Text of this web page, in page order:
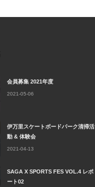
会員募集 2021年度
2021-05-06
伊万里スケートボードパーク清掃活
動 & 体験会
2021-04-13
SAGA X SPORTS FES VOL.4 レポ
ート02